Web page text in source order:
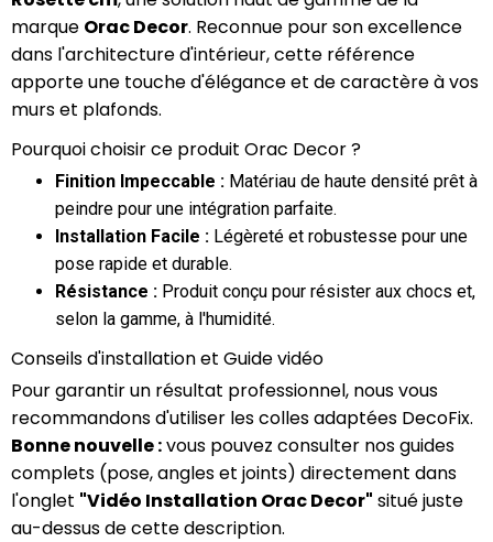
marque Orac Decor. Reconnue pour son excellence
dans l'architecture d'intérieur, cette référence
apporte une touche d'élégance et de caractère à vos
murs et plafonds.
Pourquoi choisir ce produit Orac Decor ?
Finition Impeccable : Matériau de haute densité prêt à
peindre pour une intégration parfaite.
Installation Facile : Légèreté et robustesse pour une
pose rapide et durable.
Résistance : Produit conçu pour résister aux chocs et,
selon la gamme, à l'humidité.
Conseils d'installation et Guide vidéo
Pour garantir un résultat professionnel, nous vous
recommandons d'utiliser les colles adaptées DecoFix.
Bonne nouvelle :vous pouvez consulter nos guides
complets (pose, angles et joints) directement dans
l'onglet "Vidéo Installation Orac Decor" situé juste
au-dessus de cette description.